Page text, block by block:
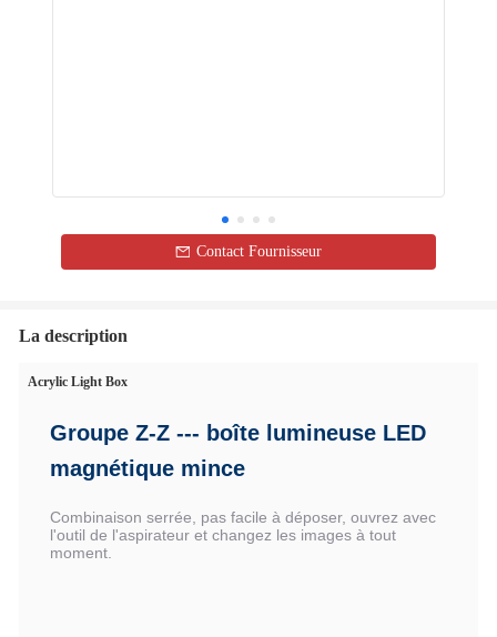
Contact Fournisseur
La description
Acrylic Light Box
Groupe Z-Z --- boîte lumineuse LED
magnétique mince
Combinaison serrée, pas facile à déposer, ouvrez avec
l'outil de l'aspirateur et changez les images à tout
moment.